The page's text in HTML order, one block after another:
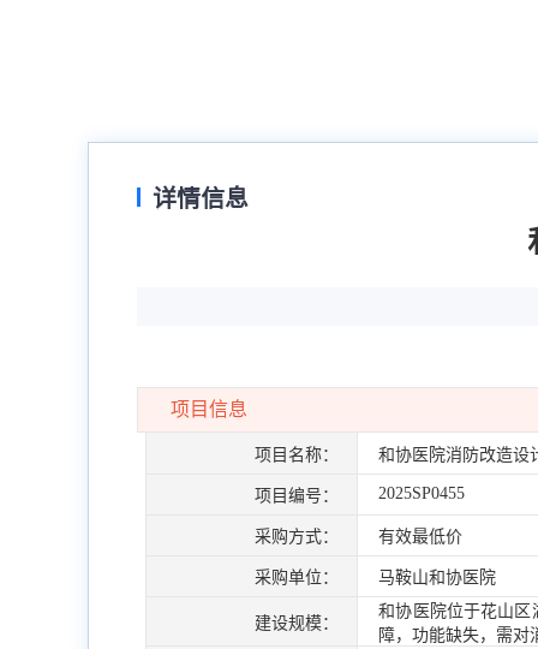
详情信息
项目信息
项目名称： 和协医院消防改造设
项目编号： 2025SP0455
采购方式： 有效最低价
采购单位： 马鞍山和协医院
建设规模：
和协医院位于花山区
障，功能缺失，需对